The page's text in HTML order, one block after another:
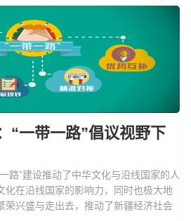
“一带一路”倡议视野下
路”建设推动了中华文化与沿线国家的人
化在沿线国家的影响力，同时也极大地
荣兴盛与走出去，推动了新疆经济社会